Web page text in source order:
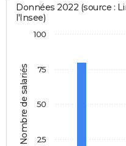
Nombre de salariés
Données 2022 (source :
l'Insee)
25
50
75
100